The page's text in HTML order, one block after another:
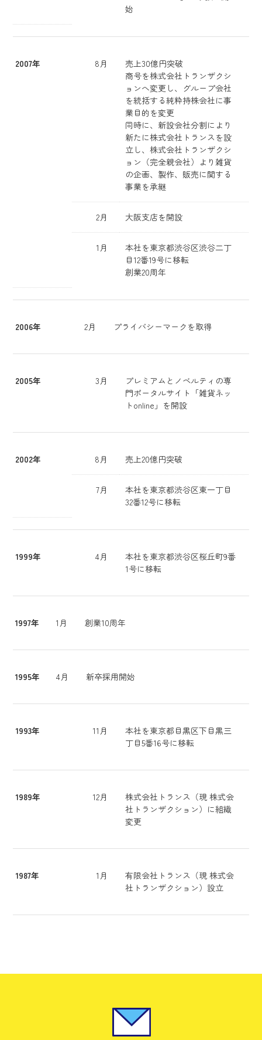
始
2007年 8月
売上30億円突破
商号を株式会社トランザクシ
ョンへ変更し、グループ会社
を統括する純粋持株会社に事
業目的を変更
同時に、新設会社分割により
新たに株式会社トランスを設
立し、株式会社トランザクシ
ョン（完全親会社）より雑貨
の企画、製作、販売に関する
事業を承継
2月 大阪支店を開設
1月
本社を東京都渋谷区渋谷二丁
目12番19号に移転
創業20周年
2006年 2月 プライバシーマークを取得
2005年 3月
プレミアムとノベルティの専
門ポータルサイト「雑貨ネッ
トonline」を開設
2002年 8月 売上20億円突破
7月
本社を東京都渋谷区東一丁目
32番12号に移転
1999年 4月
本社を東京都渋谷区桜丘町9番
1号に移転
1997年 1月 創業10周年
1995年 4月 新卒採用開始
1993年 11月
本社を東京都目黒区下目黒三
丁目5番16号に移転
1989年 12月
株式会社トランス（現 株式会
社トランザクション）に組織
変更
1987年 1月
有限会社トランス（現 株式会
社トランザクション）設立